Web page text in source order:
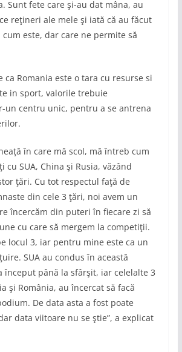
Sunt fete care şi-au dat mâna, au
reţineri ale mele şi iată că au făcut
este, dar care ne permite să
ca Romania este o tara cu resurse si
in sport, valorile trebuie
un centru unic, pentru a se antrena
în care mă scol, mă întreb cum
cu SUA, China şi Rusia, văzând
ţări. Cu tot respectul faţă de
din cele 3 ţări, noi avem un
încercăm din puteri în fiecare zi să
cu care să mergem la competiţii.
locul 3, iar pentru mine este ca un
SUA au condus în această
început până la sfârşit, iar celelalte 3
şi România, au încercat să facă
De data asta a fost poate
data viitoare nu se ştie”, a explicat